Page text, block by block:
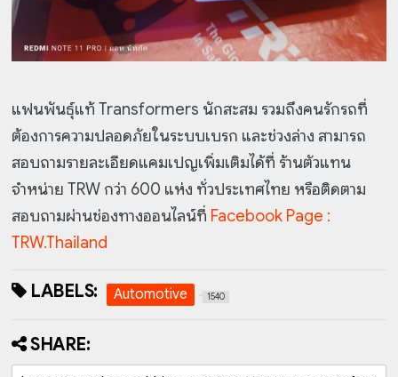
แฟนพันธุ์แท้ Transformers นักสะสม รวมถึงคนรักรถที่
ต้องการความปลอดภัยในระบบเบรก และช่วงล่าง สามารถ
สอบถามรายละเอียดแคมเปญเพิ่มเติมได้ที่ ร้านตัวแทน
จำหน่าย TRW กว่า 600 แห่ง ทั่วประเทศไทย หรือติดตาม
สอบถามผ่านช่องทางออนไลน์ที่ Facebook Page :
TRW.Thailand
LABELS: Automotive 1540
SHARE: